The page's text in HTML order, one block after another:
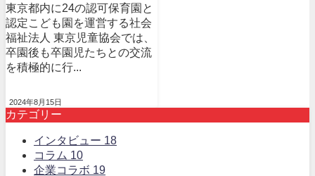
東京都内に24の認可保育園と
認定こども園を運営する社会
福祉法人 東京児童協会では、
卒園後も卒園児たちとの交流
を積極的に行...
2024年8月15日
カテゴリー
インタビュー 18
コラム 10
企業コラボ 19